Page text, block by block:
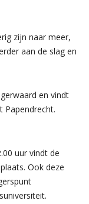
zijn naar meer,
aan de slag en
en vindt
Papendrecht.
uur vindt de
Ook deze